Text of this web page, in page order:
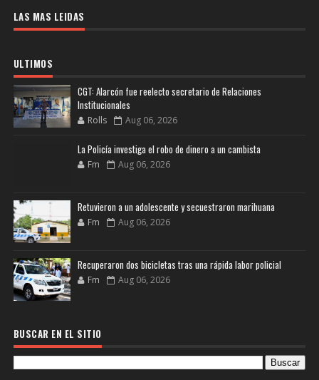
LAS MAS LEIDAS
ULTIMOS
CGT: Alarcón fue reelecto secretario de Relaciones
Institucionales
Rolls Aug 06, 2026
La Policía investiga el robo de dinero a un cambista
Fm Aug 06, 2026
Retuvieron a un adolescente y secuestraron marihuana
Fm Aug 06, 2026
Recuperaron dos bicicletas tras una rápida labor policial
Fm Aug 06, 2026
BUSCAR EN EL SITIO